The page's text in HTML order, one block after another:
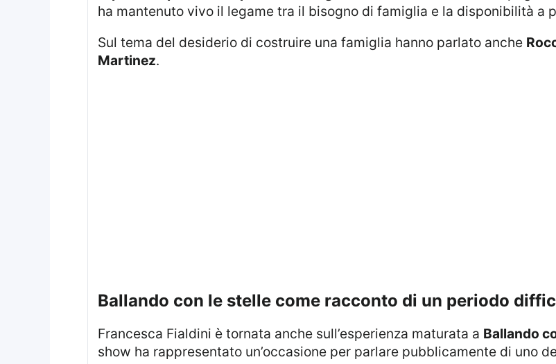
ha mantenuto vivo il legame tra il bisogno di famiglia e la disponibilità a
Sul tema del desiderio di costruire una famiglia hanno parlato anche
Martinez.
ballando con le stelle come racconto di un periodo
Francesca Fialdini è tornata anche sull’esperienza maturata a Ballando
show ha rappresentato un’occasione per parlare pubblicamente di uno